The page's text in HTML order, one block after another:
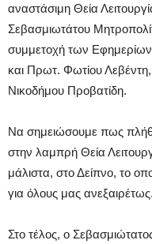
αναστάσιμη Θεία
Σεβασμιωτάτου
συμμετοχή των
και Πρωτ. Φωτίου
Νικοδήμου Προβατίδη.
Να σημειώσουμε πως
στην λαμπρή Θεία
μάλιστα, στο Δείπνο, το
για όλους μας ανεξαιρέτως.
Στο τέλος, ο